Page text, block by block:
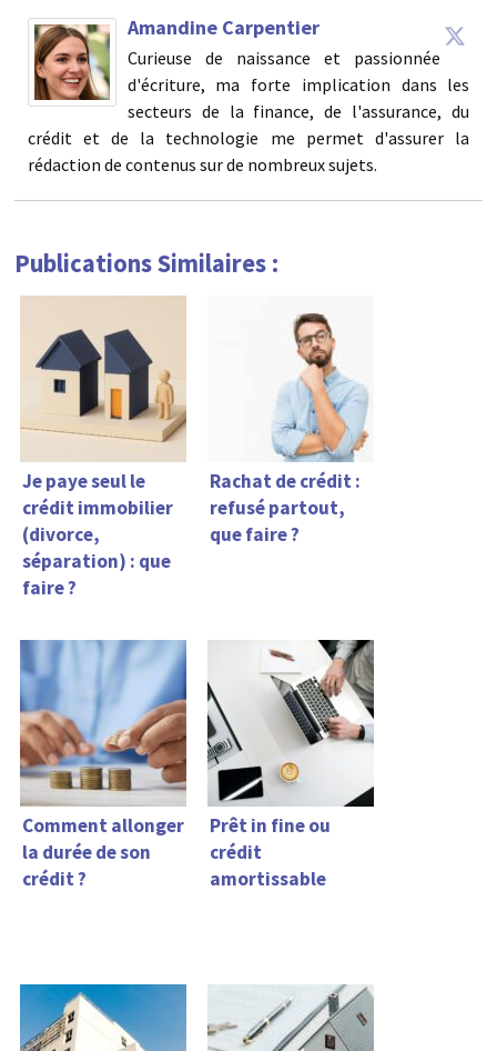
Amandine Carpentier
Curieuse de naissance et passionnée
d'écriture, ma forte implication dans les
secteurs de la finance, de l'assurance, du
crédit et de la technologie me permet d'assurer la
rédaction de contenus sur de nombreux sujets.
Publications Similaires :
Je paye seul le
crédit immobilier
(divorce,
séparation) : que
faire ?
Rachat de crédit :
refusé partout,
que faire ?
Comment allonger
la durée de son
crédit ?
Prêt in fine ou
crédit
amortissable